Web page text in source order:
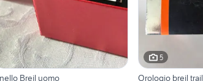
Breil uomo
5
Orologio breil trail